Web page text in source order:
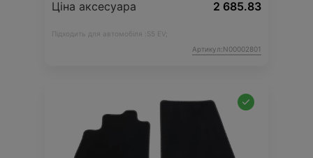
Ціна аксесуара 2 685.83
Підходить для автомобіля : S5 EV;
Артикул:N00002801